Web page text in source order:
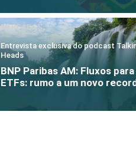
MERCADOS
Entrevista exclusiva do podcast
Heads
BNP Paribas AM: Fluxos
ETFs: rumo a um novo